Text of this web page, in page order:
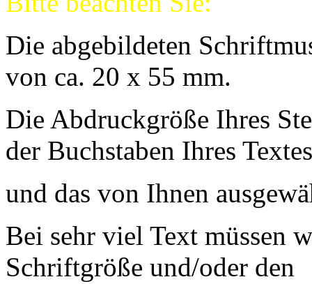
Die abgebildeten
von ca. 20 x 55 mm.
Die Abdruckgröße Ihres
der Buchstaben Ihres Textes
und das von Ihnen
Bei sehr viel Text müssen
Schriftgröße und/oder den